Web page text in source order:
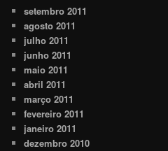
setembro 2011
agosto 2011
julho 2011
junho 2011
maio 2011
abril 2011
março 2011
fevereiro 2011
janeiro 2011
dezembro 2010